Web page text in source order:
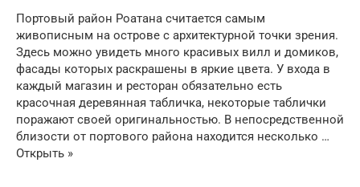
Портовый район Роатана считается самым
живописным на острове с архитектурной точки зрения.
Здесь можно увидеть много красивых вилл и домиков,
фасады которых раскрашены в яркие цвета. У входа в
каждый магазин и ресторан обязательно есть
красочная деревянная табличка, некоторые таблички
поражают своей оригинальностью. В непосредственной
близости от портового района находится несколько …
Открыть »